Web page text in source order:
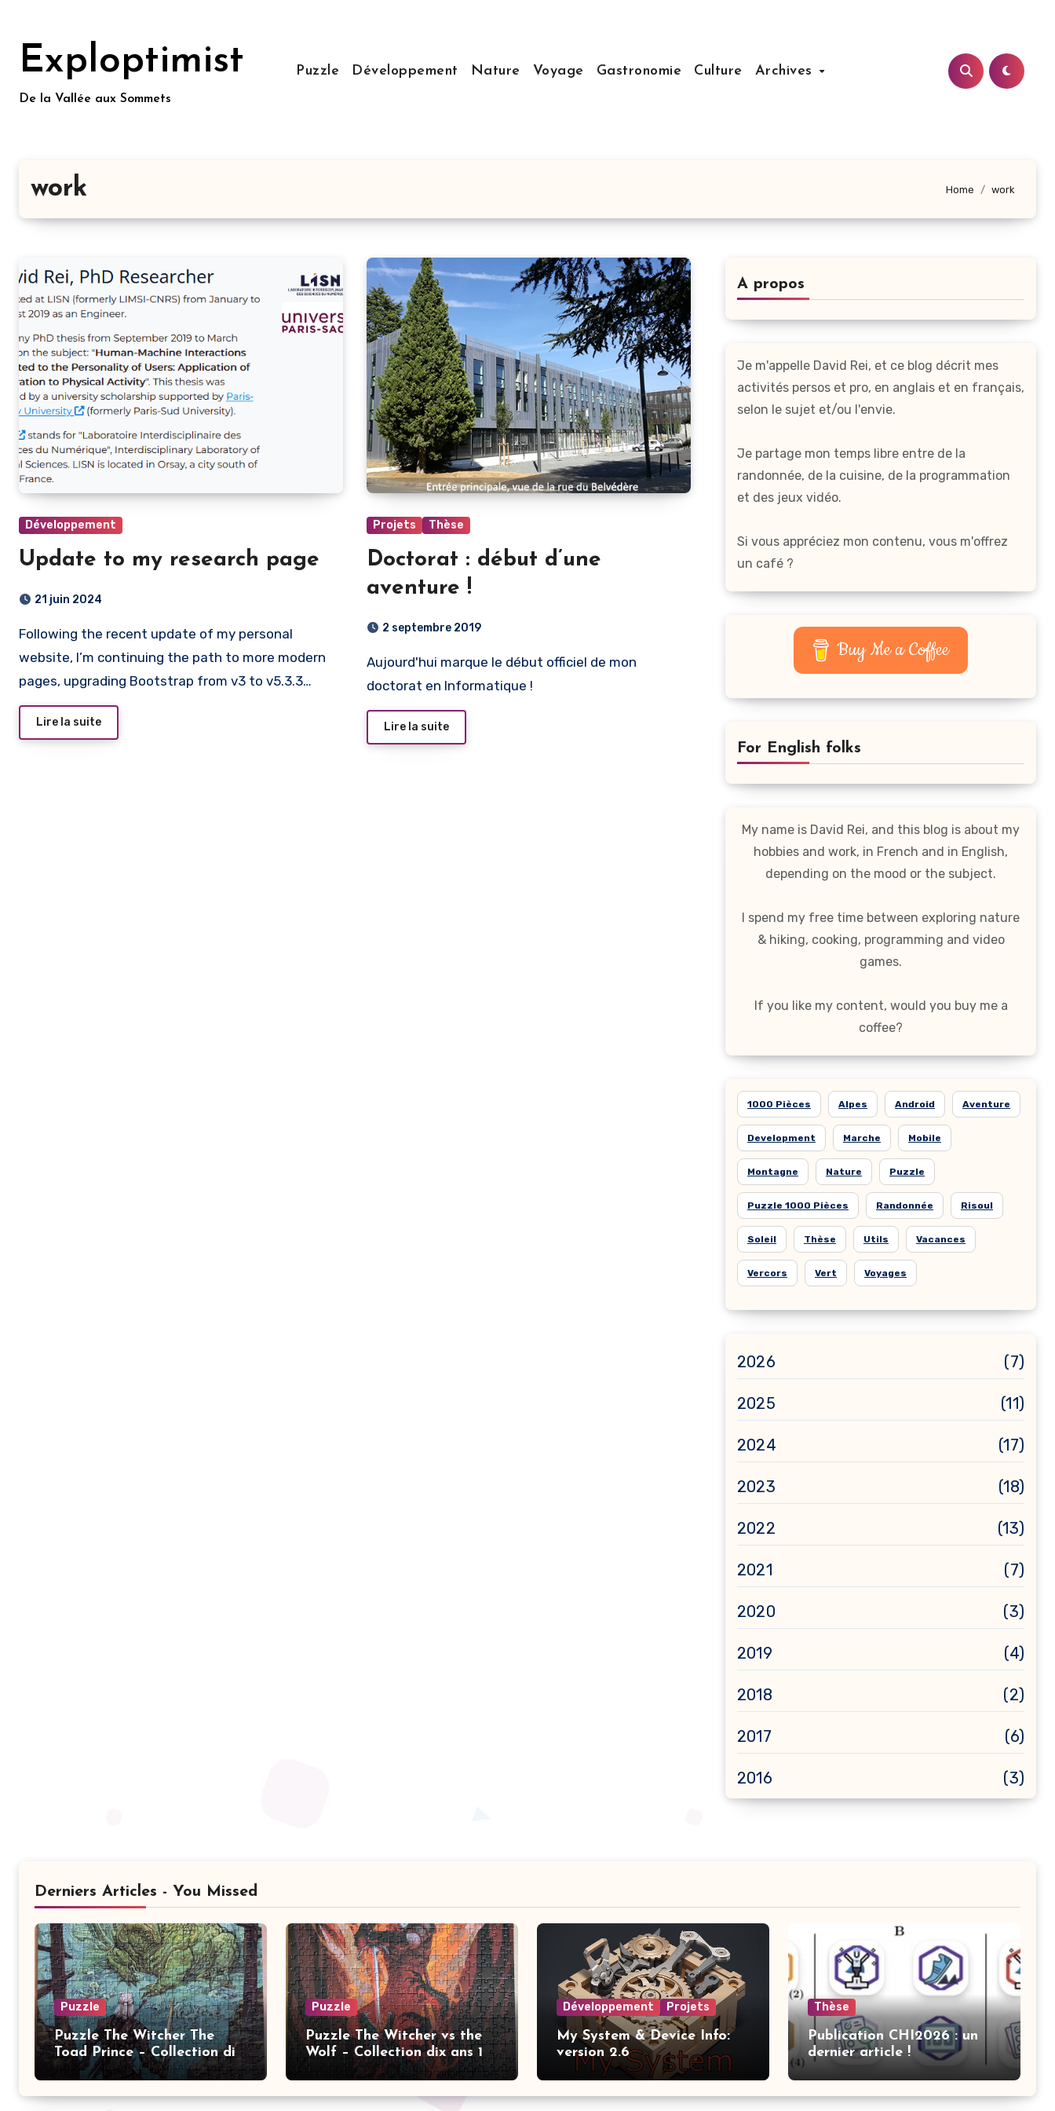
contenu
principalExploptimist
De la Vallée aux Sommets
Puzzle Développement Nature Voyage Gastronomie Culture Archives
work Home work
Développement
Update to my research page
21 juin 2024
Following the recent update of my personal
website, I’m continuing the path to more modern
pages, upgrading Bootstrap from v3 to v5.3.3…
Lire la suite
Projets Thèse
Doctorat : début d’une
aventure !
2 septembre 2019
Aujourd'hui marque le début officiel de mon
doctorat en Informatique !
Lire la suite
A propos
Je m'appelle David Rei, et ce blog décrit mes
activités persos et pro, en anglais et en français,
selon le sujet et/ou l'envie.
Je partage mon temps libre entre de la
randonnée, de la cuisine, de la programmation
et des jeux vidéo.
Si vous appréciez mon contenu, vous m'offrez
un café ?
Buy Me a Coffee
For English folks
My name is David Rei, and this blog is about my
hobbies and work, in French and in English,
depending on the mood or the subject.
I spend my free time between exploring nature
& hiking, cooking, programming and video
games.
If you like my content, would you buy me a
coffee?
1000 Pièces Alpes Android Aventure
Development Marche Mobile
Montagne Nature Puzzle
Puzzle 1000 Pièces Randonnée Risoul
Soleil Thèse Utils Vacances
Vercors Vert Voyages
2026 (7)
2025 (11)
2024 (17)
2023 (18)
2022 (13)
2021 (7)
2020 (3)
2019 (4)
2018 (2)
2017 (6)
2016 (3)
Derniers Articles - You Missed
Puzzle
Puzzle The Witcher The
Toad Prince – Collection dix
ans 2
Puzzle
Puzzle The Witcher vs the
Wolf – Collection dix ans 1
Développement Projets
My System & Device Info:
version 2.6
Thèse
Publication CHI2026 : un
dernier article !